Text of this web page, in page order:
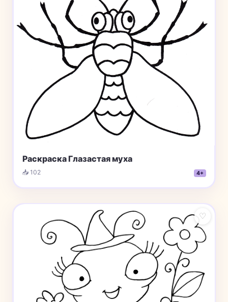
Раскраска Глазастая муха
📥 102 4+
♡